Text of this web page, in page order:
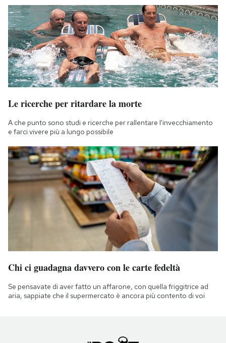
Le ricerche per ritardare la morte
A che punto sono studi e ricerche per rallentare l'invecchiamento
e farci vivere più a lungo possibile
Chi ci guadagna davvero con le carte fedeltà
Se pensavate di aver fatto un affarone, con quella friggitrice ad
aria, sappiate che il supermercato è ancora più contento di voi